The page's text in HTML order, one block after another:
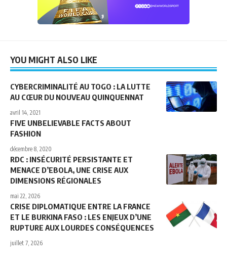
YOU MIGHT ALSO LIKE
CYBERCRIMINALITÉ AU TOGO : LA LUTTE
AU CŒUR DU NOUVEAU QUINQUENNAT
avril 14, 2021
FIVE UNBELIEVABLE FACTS ABOUT
FASHION
décembre 8, 2020
RDC : INSÉCURITÉ PERSISTANTE ET
MENACE D’EBOLA, UNE CRISE AUX
DIMENSIONS RÉGIONALES
mai 22, 2026
CRISE DIPLOMATIQUE ENTRE LA FRANCE
ET LE BURKINA FASO : LES ENJEUX D’UNE
RUPTURE AUX LOURDES CONSÉQUENCES
juillet 7, 2026